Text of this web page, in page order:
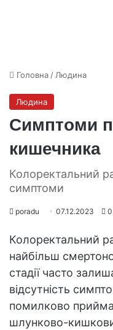
Головна / Людина
Людина
Симптоми
кишечника
Колоректальний
симптоми
poradu 07.12.2023 0
Колоректальний
найбільш
стадії часто
відсутність
помилково
шлунково-